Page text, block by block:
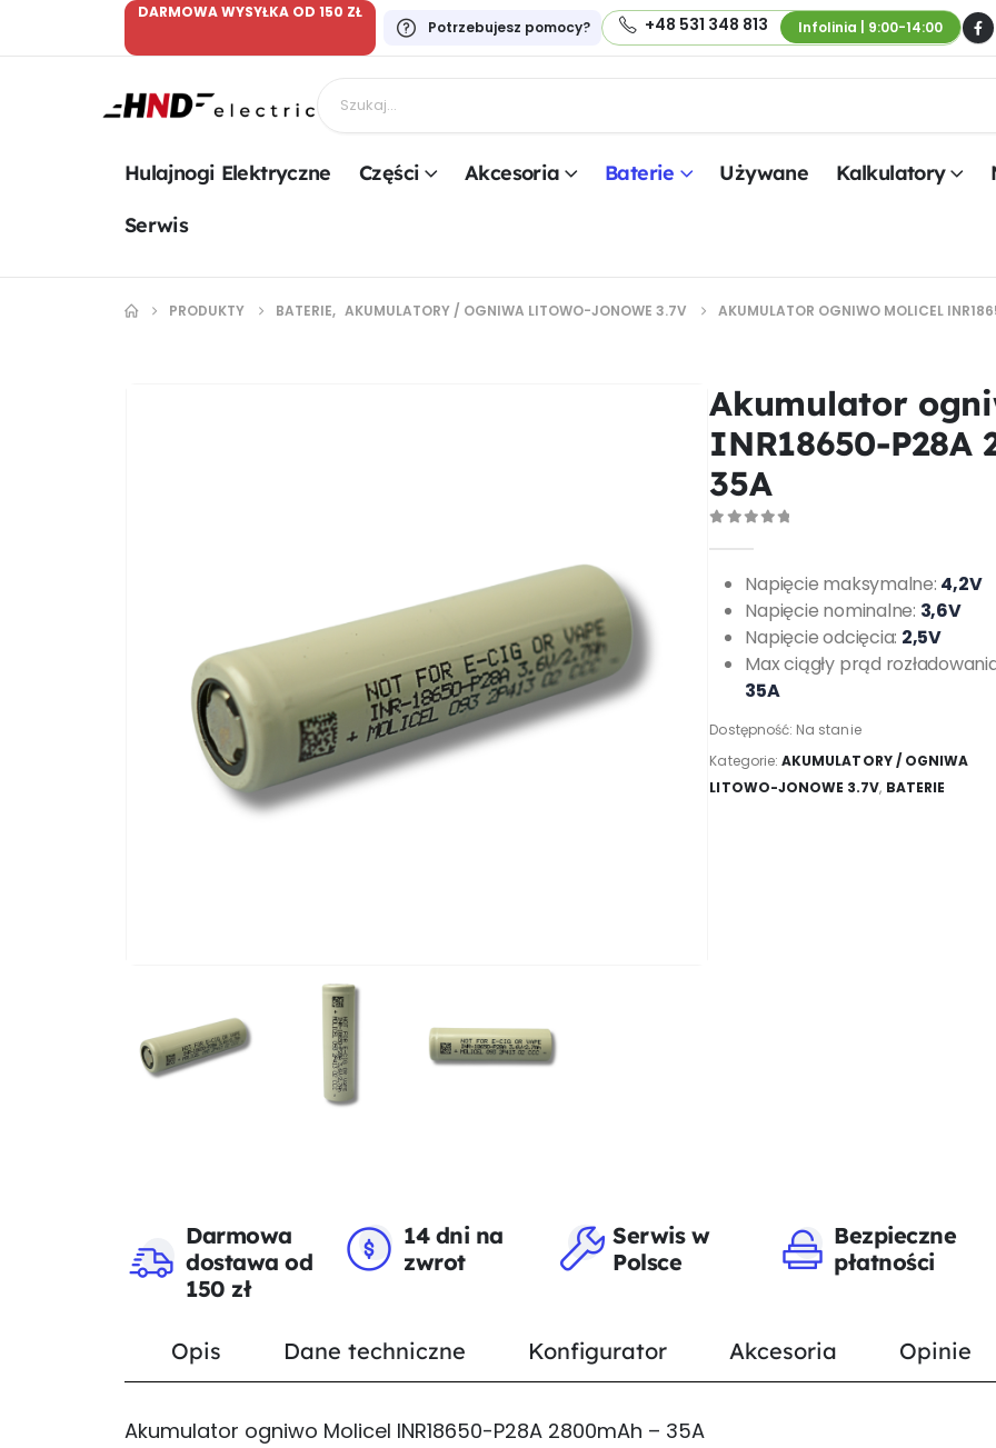
DARMOWA WYSYŁKA OD 150 ZŁ
Potrzebujesz pomocy?
+48 531 348 813 Infolinia | 9:00-14:00
Hulajnogi Elektryczne Części Akcesoria Baterie Używane Kalkulatory
Serwis
PRODUKTY BATERIE, AKUMULATORY / OGNIWA LITOWO-JONOWE 3.7V AKUMULATOR OGNIWO MOLICEL
Akumulator
INR18650-P28A
35A
Napięcie maksymalne: 4,2V
Napięcie nominalne: 3,6V
Napięcie odcięcia: 2,5V
Max ciągły prąd
35A
Dostępność: Na stanie
Kategorie:AKUMULATORY / OGNIWA
LITOWO-JONOWE 3.7V, BATERIE
Darmowa
dostawa od
150 zł
14 dni na
zwrot
Serwis w
Polsce
Bezpieczne
płatności
Opis Dane techniczne Konfigurator Akcesoria Opinie
Akumulator ogniwo Molicel INR18650-P28A 2800mAh – 35A